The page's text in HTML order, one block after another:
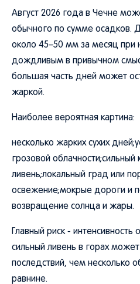
Август 2026 года в Чечне
обычного по сумме осадков.
около 45–50 мм за месяц
дождливым в привычном
большая часть дней может
жаркой.
Наиболее вероятная картина:
несколько жарких сухих
грозовой облачности;сильный
ливень;локальный град или
освежение;мокрые дороги и
возвращение солнца и жары.
Главный риск -
сильный ливень в горах
последствий, чем несколько
равнине.